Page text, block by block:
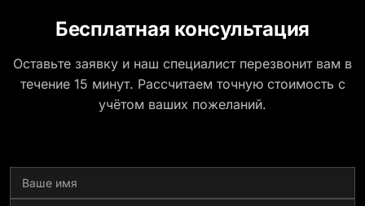
Бесплатная консультация
Оставьте заявку и наш специалист перезвонит вам в
течение 15 минут. Рассчитаем точную стоимость с
учётом ваших пожеланий.